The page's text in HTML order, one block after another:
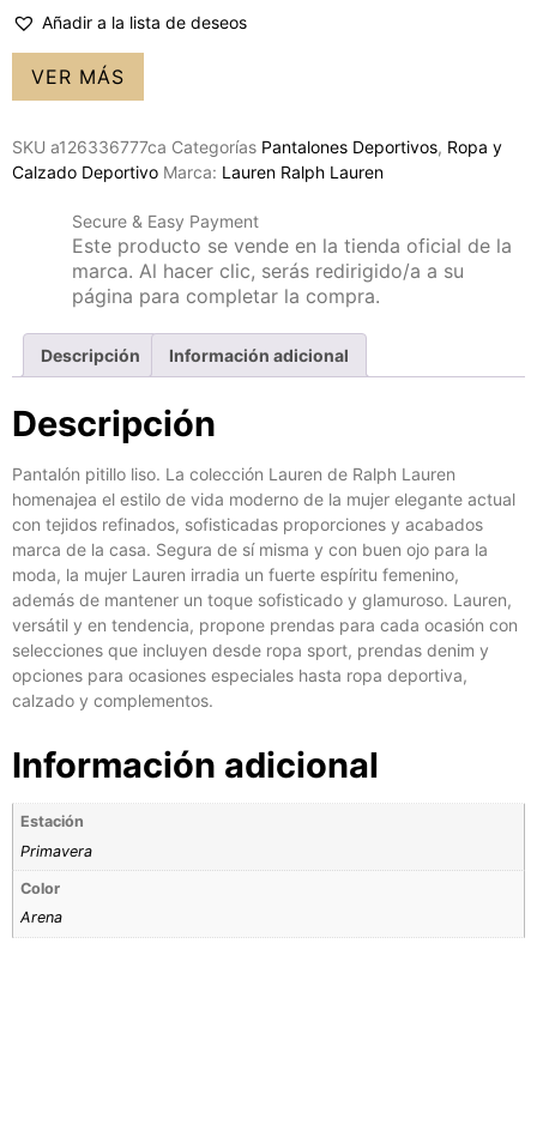
Añadir a la lista de deseos
VER MÁS
SKU a126336777ca Categorías Pantalones Deportivos, Ropa y
Calzado Deportivo Marca: Lauren Ralph Lauren
Secure & Easy Payment
Este producto se vende en la tienda oficial de la
marca. Al hacer clic, serás redirigido/a a su
página para completar la compra.
Descripción Información adicional
Descripción
Pantalón pitillo liso. La colección Lauren de Ralph Lauren
homenajea el estilo de vida moderno de la mujer elegante actual
con tejidos refinados, sofisticadas proporciones y acabados
marca de la casa. Segura de sí misma y con buen ojo para la
moda, la mujer Lauren irradia un fuerte espíritu femenino,
además de mantener un toque sofisticado y glamuroso. Lauren,
versátil y en tendencia, propone prendas para cada ocasión con
selecciones que incluyen desde ropa sport, prendas denim y
opciones para ocasiones especiales hasta ropa deportiva,
calzado y complementos.
Información adicional
Estación
Primavera
Color
Arena